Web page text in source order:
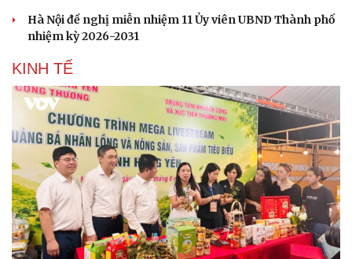
Văn hóa
Sân khấu - Điện ảnh
Âm nhạc
Di sản
Giải trí
Hà Nội đề nghị miễn nhiệm 11 Ủy viên UBND Thành phố
nhiệm kỳ 2026-2031
KINH TẾ